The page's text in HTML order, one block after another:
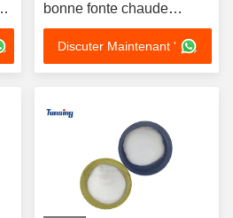
bonne fonte chaude
lavable de PA pour le tissu
en nylon
Discuter Maintenant '